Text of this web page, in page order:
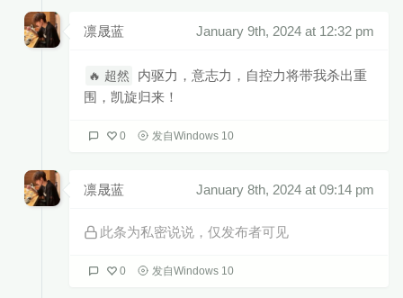
凛晟蓝 January 9th, 2024 at 12:32 pm
🔥 超然
内驱力，意志力，自控力将带我杀出重
围，凯旋归来！
0 发自Windows 10
凛晟蓝 January 8th, 2024 at 09:14 pm
此条为私密说说，仅发布者可见
0 发自Windows 10